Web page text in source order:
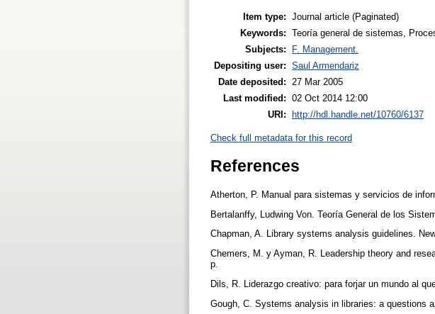
Item type: Journal article (Paginated)
Keywords: Teoría general de sistemas,
Subjects:
F. Management.
Depositing user: Saul Armendariz
Date deposited:
27 Mar 2005
Last modified: 02 Oct 2014 12:00
URI:
http://hdl.handle.net/10760/6137
Check full metadata for this record
References
Atherton, P. Manual para sistemas y servicios de
Bertalanffy, Ludwing Von. Teoría General de los
Chapman, A. Library systems analysis guidelines.
Chemers, M. y Ayman, R. Leadership theory and
p.
Dils, R. Liderazgo creativo: para forjar un mundo al
Gough, C. Systems analysis in libraries: a questions